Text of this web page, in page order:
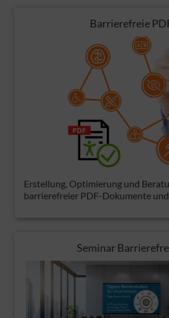
Barrierefreie
Erstellung, Optimierung und
barrierefreier PDF-Dokumente
Seminar